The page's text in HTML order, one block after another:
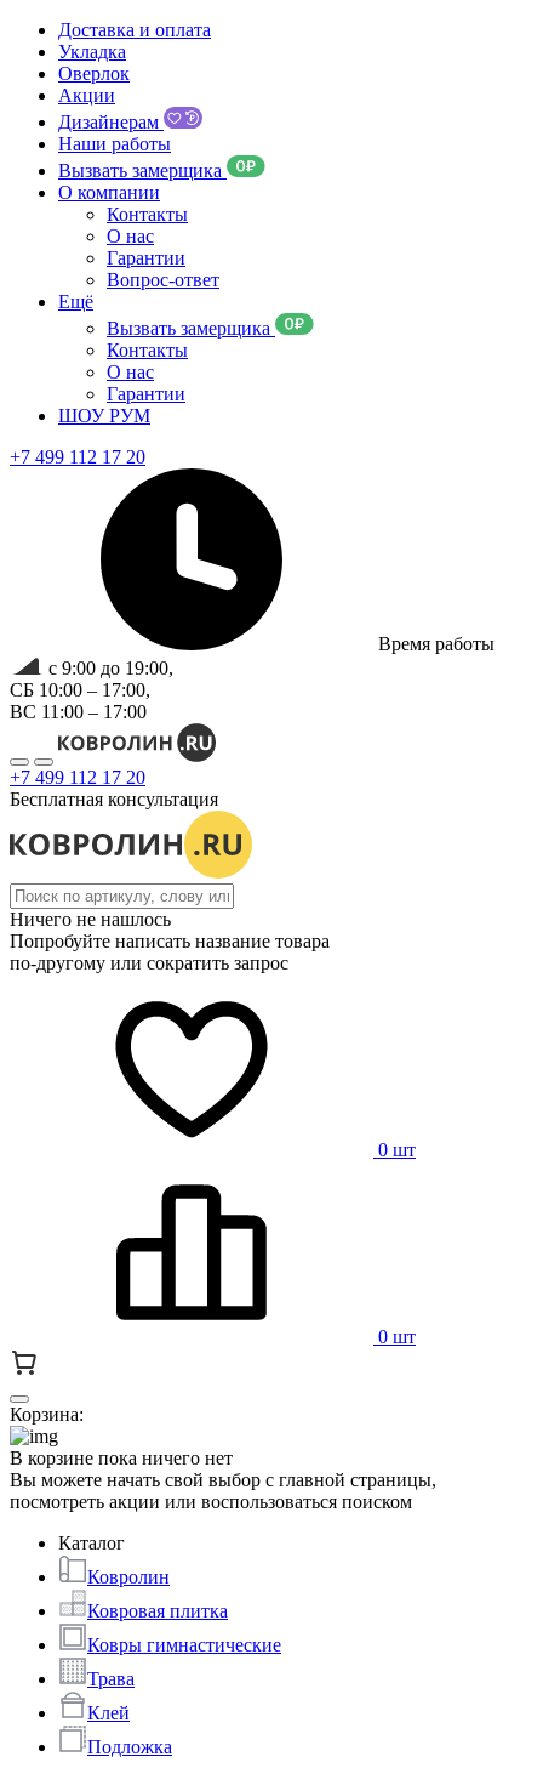
Доставка и оплата
Укладка
Оверлок
Акции
Дизайнерам
Наши работы
Вызвать замерщика
О компании
Контакты
О нас
Гарантии
Вопрос-ответ
Ещё
Вызвать замерщика
Контакты
О нас
Гарантии
ШОУ РУМ
+7 499 112 17 20
Время работы
с 9:00 до 19:00,
СБ 10:00 – 17:00,
ВС 11:00 – 17:00
+7 499 112 17 20
Бесплатная консультация
Ничего не нашлось
Попробуйте написать название товара
по-другому или сократить запрос
0 шт
0 шт
Корзина:
В корзине пока ничего нет
Вы можете начать свой выбор с главной страницы,
посмотреть акции или воспользоваться поиском
Каталог
Ковролин
Ковровая плитка
Ковры гимнастические
Трава
Клей
Подложка